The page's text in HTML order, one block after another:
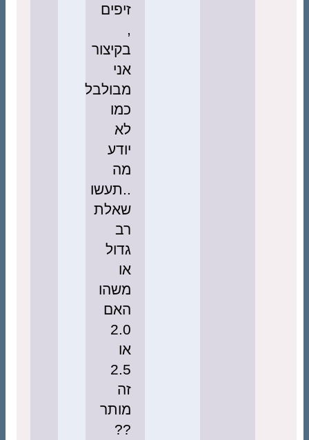
זיפים
,
בקיצור
אני
מבולבל
כמו
לא
יודע
מה
..תעשו
שאלת
רב
גדול
או
משהו
האם
2.0
או
2.5
זה
מותר
??